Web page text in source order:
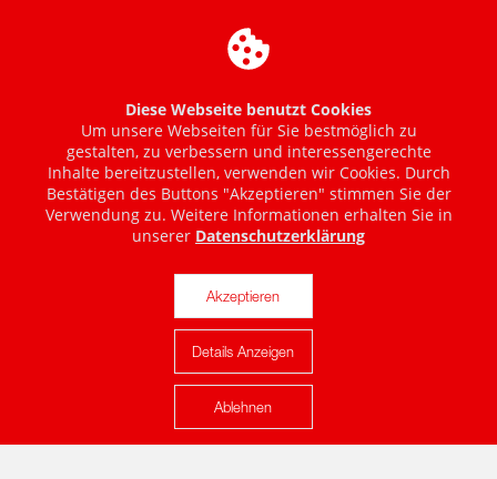
Karte anzeigen
Diese Webseite benutzt Cookies
Um unsere Webseiten für Sie bestmöglich zu
gestalten, zu verbessern und interessengerechte
Inhalte bereitzustellen, verwenden wir Cookies. Durch
Bestätigen des Buttons "Akzeptieren" stimmen Sie der
Verwendung zu. Weitere Informationen erhalten Sie in
unserer Datenschutzerklärung
Akzeptieren
Details Anzeigen
Ablehnen